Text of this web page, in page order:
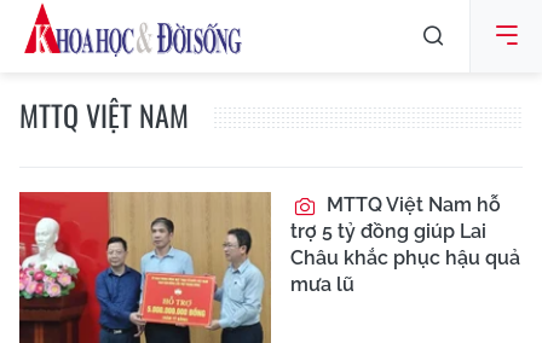
MTTQ VIỆT NAM
MTTQ Việt Nam hỗ
trợ 5 tỷ đồng giúp Lai
Châu khắc phục hậu quả
mưa lũ